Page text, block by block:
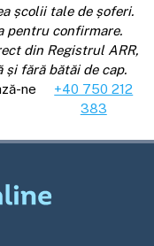
școlii tale de șoferi.
pentru confirmare.
din Registrul ARR,
fără bătăi de cap.
ne
+40 750 212
383